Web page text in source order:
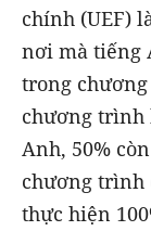
chính (UEF)
nơi mà tiếng
trong
chương trình
Anh, 50%
chương trình
thực hiện